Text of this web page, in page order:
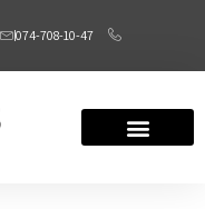
074-708-10-47